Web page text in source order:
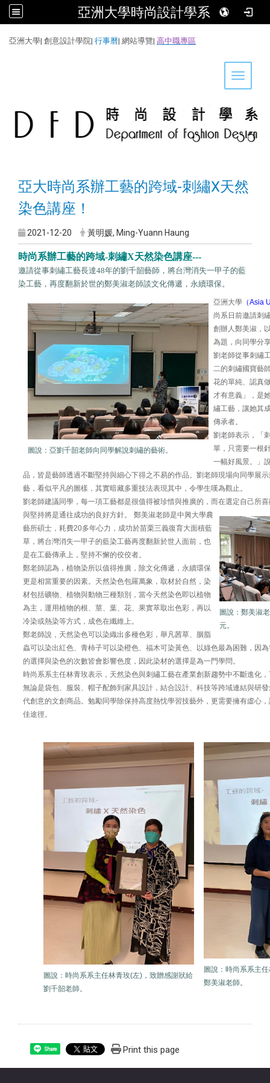
亞洲大學時尚設計學系
亞洲大學| 創意設計學院| 行事曆| 網站導覽| 高中職專區
Toggle
亞大時尚系辦工藝的跨域-刺繡X天然
染色講座！
2021-12-20 黃明媛, Ming-Yuann Haung
時尚系辦工藝的跨域-刺繡X天然染色講座---
邀請從事刺繡工藝長達48年的劉千韶藝師，將台灣消失一甲子的藍
染工藝，再度翻新於世的鄭美淑老師談文化傳遞，永續環保。
圖說： 亞劉千韶老師向同學解說刺繡的藝術。
亞洲大學 （Asia
尚系日前邀請刺
創辦人鄭美淑，
為題，向同學分
劉老師從事刺繡
二的刺繡國寶藝
花的單純、認真
才有意義」，是
繡工藝，讓她其
傳承者。
劉老師表示，「
單，只需要一根
一幅好風景。」
品，皆是藝師透過不斷堅持與細心下得之不易的作品。劉老師現場向同學展
藝，看似平凡的圖樣，其實暗藏多重技法表現其中，令學生嘆為觀止。
劉老師建議同學，每一項工藝都是很值得被珍惜與推廣的，而在選定自己所
與堅持將是通往成功的良好方針。
圖說： 鄭美淑
元。
鄭美淑老師是中興大學農
藝所碩士，耗費20多年心力，成功於苗栗三義復育大面積藍
草，將台灣消失一甲子的藍染工藝再度翻新於世人面前，也
是在工藝傳承上，堅持不懈的佼佼者。
鄭老師認為，植物染所以值得推廣，除文化傳遞，永續環保
更是相當重要的因素。天然染色包羅萬象，取材於自然，染
材包括礦物、植物與動物三種類別，當今天然染色即以植物
為主，運用植物的根、莖、葉、花、果實萃取出色彩，再以
冷染或熱染等方式，成色在纖維上。
鄭老師說，天然染色可以染織出多種色彩，舉凡茜草、胭脂
蟲可以染出紅色、青柿子可以染橙色、福木可染黃色、以綠色最為困難，因
的選擇與染色的次數皆會影響色度，因此染材的選擇是為一門學問。
時尚系系主任林青玫表示，天然染色與刺繡工藝在產業創新趨勢中不斷進化
無論是袋包、服裝、帽子配飾到家具設計，結合設計、科技等跨域連結與研
代創意的文創商品。勉勵同學除保持高度熱忱學習技藝外，更需要擁有虛心
佳途徑。
圖說 ： 時尚系系主任林青玫(左)，致贈感謝狀給
劉千韶老師。
圖說：時尚系系主
鄭美淑老師。
Share Print this page